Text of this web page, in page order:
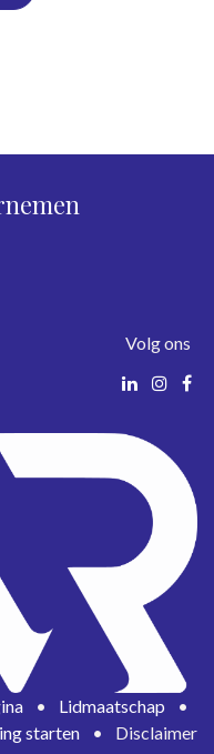
Volg ons
• Lidmaatschap
•
starten
• Disclaimer